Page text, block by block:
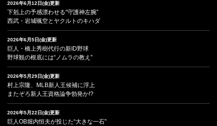
2026年6月12日(金)更新
下剋上の予感漂わせる“守護神左腕”
西武・岩城颯空とヤクルトのキハダ
2026年6月5日(金)更新
巨人・橋上秀樹代行の新ID野球
野球観の根底には“ノムラの教え”
2026年5月29日(金)更新
村上宗隆、MLB新人王候補に浮上
またぞろ新人王資格論争勃発か!?
2026年5月22日(金)更新
巨人OB堀内恒夫が投じた“大きな一石”